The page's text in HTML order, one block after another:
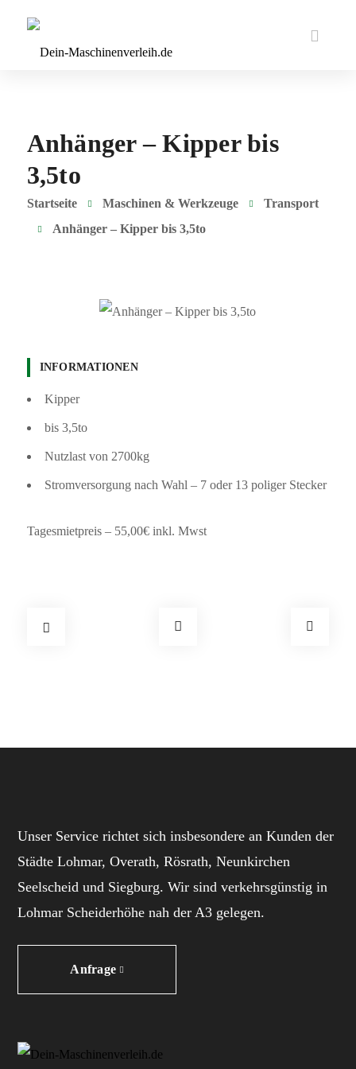
Anhänger – Kipper bis
3,5to
Startseite Maschinen & Werkzeuge
Transport
Anhänger – Kipper bis 3,5to
INFORMATIONEN
Kipper
bis 3,5to
Nutzlast von 2700kg
Stromversorgung nach Wahl – 7 oder 13 poliger Stecker
Tagesmietpreis – 55,00€ inkl. Mwst
Unser Service richtet sich insbesondere an Kunden der
Städte Lohmar, Overath, Rösrath, Neunkirchen
Seelscheid und Siegburg. Wir sind verkehrsgünstig in
Lohmar Scheiderhöhe nah der A3 gelegen.
Anfrage